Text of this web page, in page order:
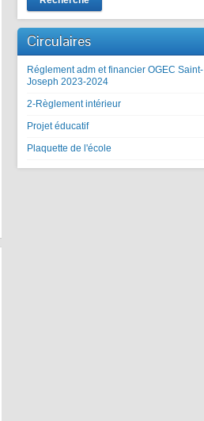
Circulaires
Réglement adm et financier OGEC Saint-
Joseph 2023-2024
2-Règlement intérieur
Projet éducatif
Plaquette de l'école